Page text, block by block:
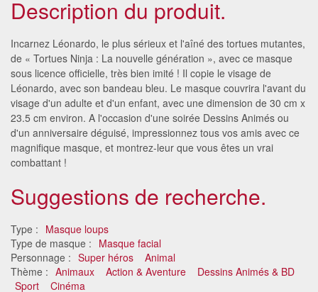
Description du produit.
Incarnez Léonardo, le plus sérieux et l'aîné des tortues mutantes,
de « Tortues Ninja : La nouvelle génération », avec ce masque
sous licence officielle, très bien imité ! Il copie le visage de
Léonardo, avec son bandeau bleu. Le masque couvrira l'avant du
visage d'un adulte et d'un enfant, avec une dimension de 30 cm x
23.5 cm environ. A l'occasion d'une soirée Dessins Animés ou
d'un anniversaire déguisé, impressionnez tous vos amis avec ce
magnifique masque, et montrez-leur que vous êtes un vrai
combattant !
Suggestions de recherche.
Type : Masque loups
Type de masque : Masque facial
Personnage : Super héros
Animal
Thème : Animaux Action & Aventure
Dessins Animés & BD
Sport
Cinéma